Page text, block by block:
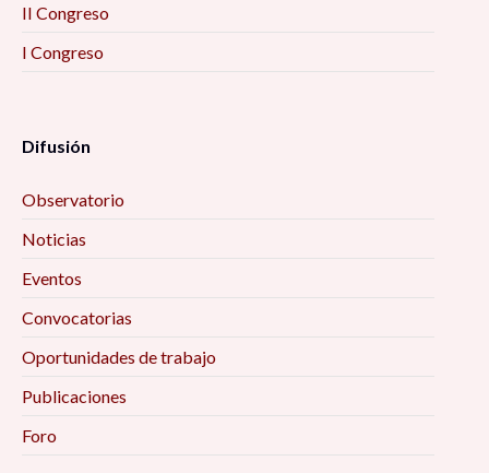
II Congreso
I Congreso
Difusión
Observatorio
Noticias
Eventos
Convocatorias
Oportunidades de trabajo
Publicaciones
Foro